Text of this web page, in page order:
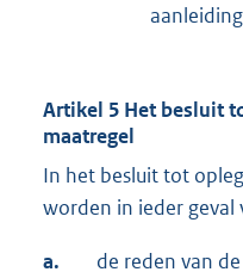
Artikel 5 Het besluit
maatregel
In het besluit tot
worden in ieder geval
a. de reden van